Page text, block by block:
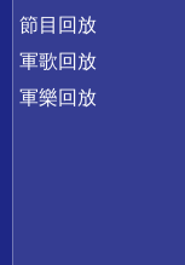
節目回放
軍歌回放
軍樂回放